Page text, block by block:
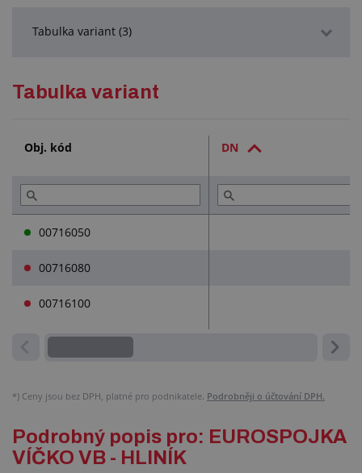
Tabulka variant (3)
Tabulka variant
Obj. kód DN
00716050
00716080
00716100
*) Ceny jsou bez DPH, platné pro podnikatele. Podrobněji o účtování DPH.
Podrobný popis pro: EUROSPOJKA
VÍČKO VB - HLINÍK